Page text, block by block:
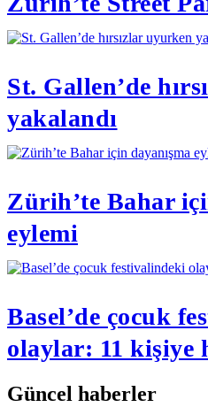
St. Gallen’de
yakalandı
Zürih’te Bahar
eylemi
Basel’de çocuk
olaylar: 11 kişiye
Güncel haberler